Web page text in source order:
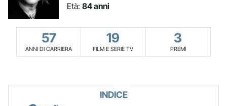
Età: 84 anni
57
ANNI DI CARRIERA
19
FILM E SERIE TV
3
PREMI
INDICE